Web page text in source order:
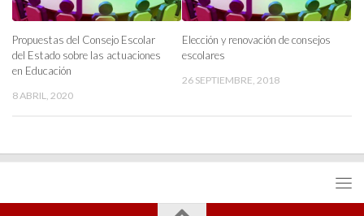
Propuestas del Consejo Escolar
del Estado sobre las actuaciones
en Educación
8 ABRIL, 2020
Elección y renovación de consejos
escolares
26 SEPTIEMBRE, 2018